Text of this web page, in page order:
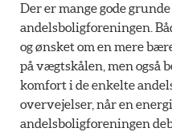
Der er mange gode
andelsboligforeningen.
og ønsket om en mere
på vægtskålen, men også
komfort i de enkelte
overvejelser, når en
andelsboligforeningen